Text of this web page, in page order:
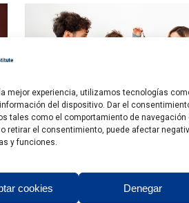
mejor experiencia, utilizamos tecnologías
del dispositivo. Dar el
tales como el comportamiento de
retirar el consentimiento, puede afectar
y funciones.
cookies Denegar
inglés desde casa:
para familias